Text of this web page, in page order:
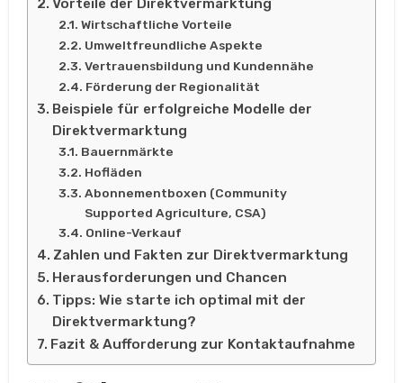
Vorteile der Direktvermarktung
Wirtschaftliche Vorteile
Umweltfreundliche Aspekte
Vertrauensbildung und Kundennähe
Förderung der Regionalität
Beispiele für erfolgreiche Modelle der
Direktvermarktung
Bauernmärkte
Hofläden
Abonnementboxen (Community
Supported Agriculture, CSA)
Online-Verkauf
Zahlen und Fakten zur Direktvermarktung
Herausforderungen und Chancen
Tipps: Wie starte ich optimal mit der
Direktvermarktung?
Fazit & Aufforderung zur Kontaktaufnahme